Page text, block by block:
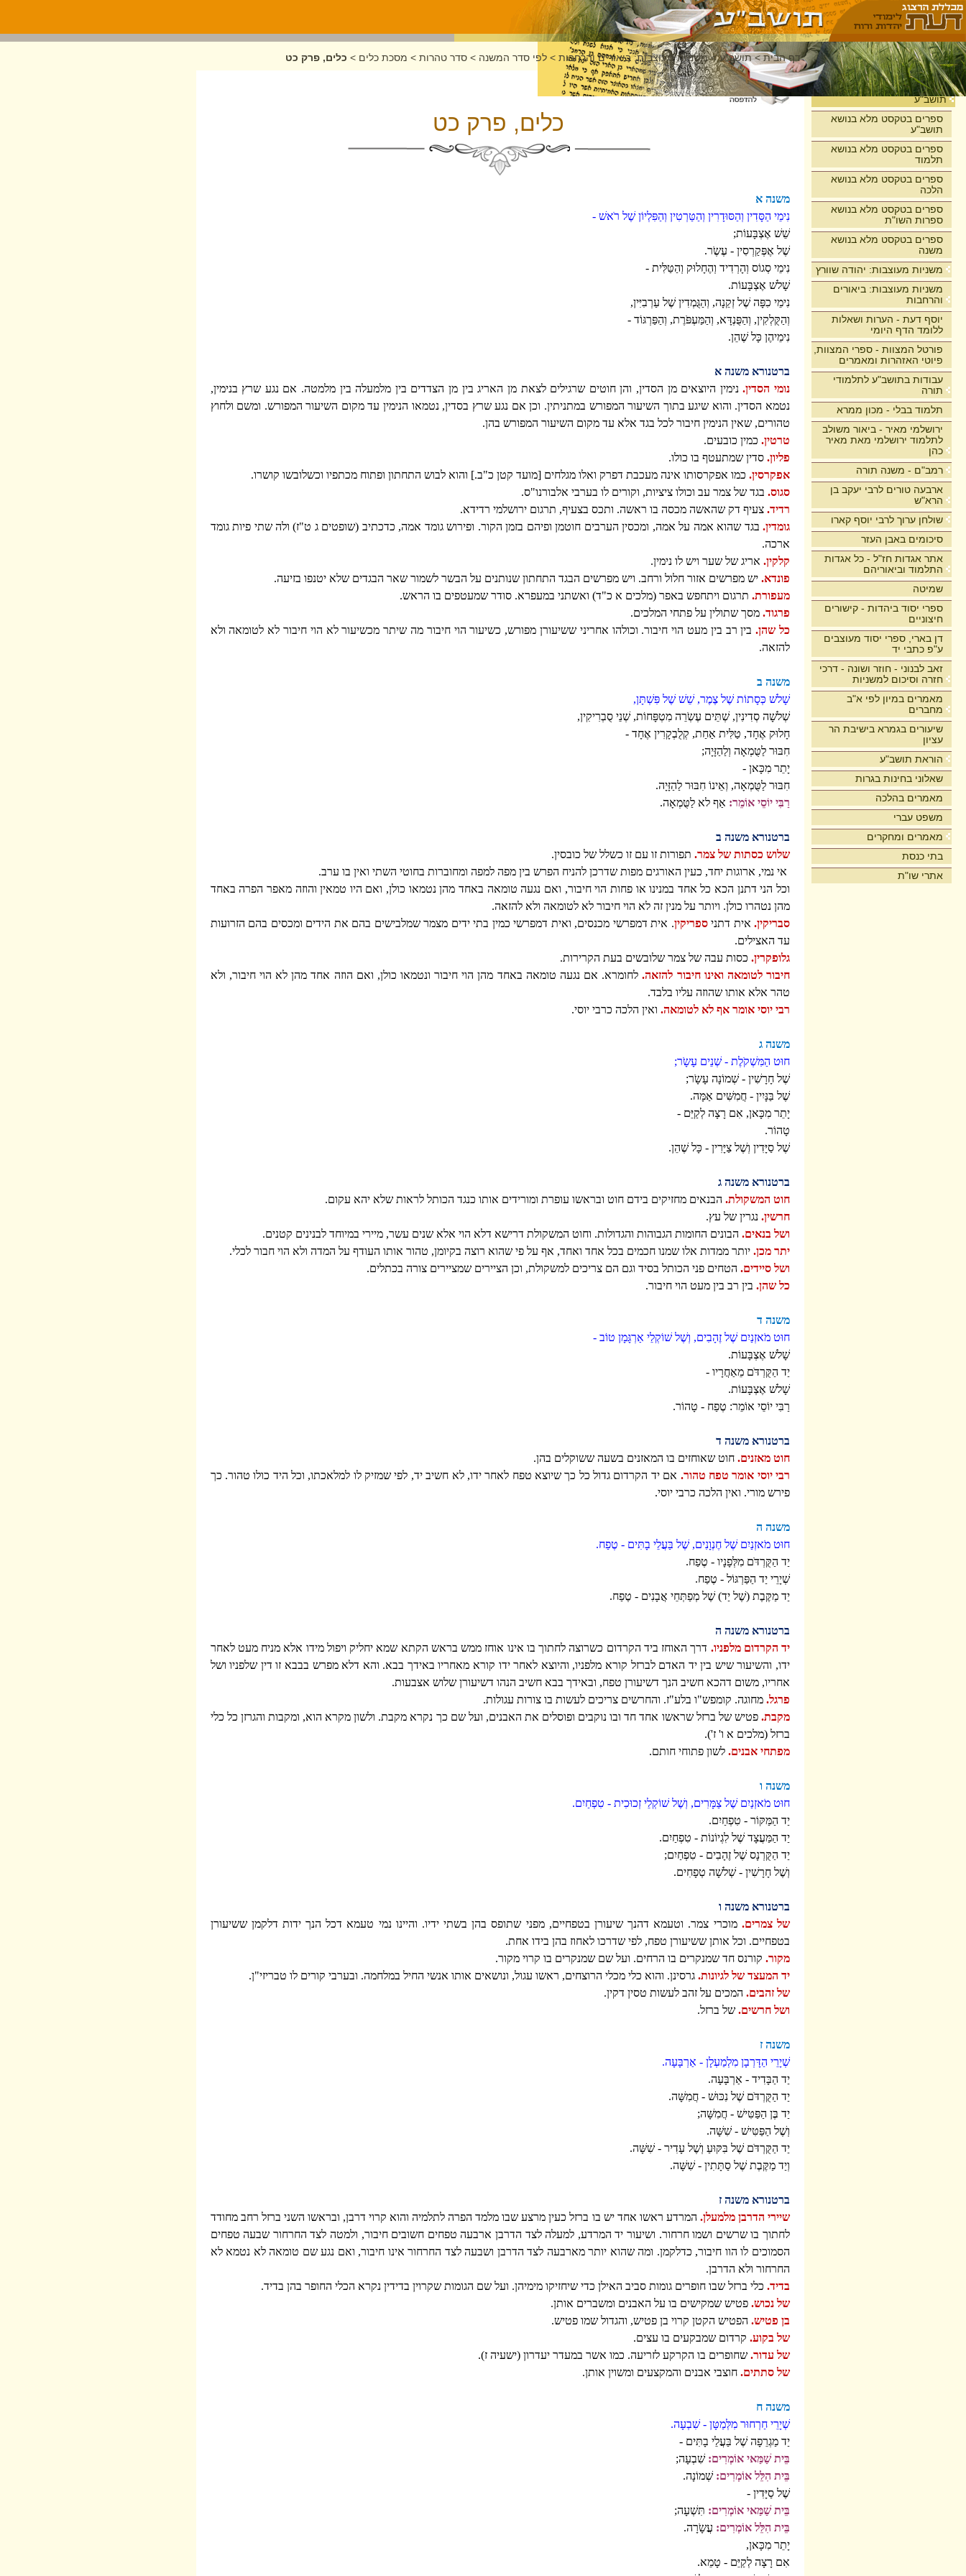
בית
תושב"ע
ספרים בטקסט מלא בנושא
תושב"ע
ספרים בטקסט מלא בנושא
תלמוד
ספרים בטקסט מלא בנושא
הלכה
ספרים בטקסט מלא בנושא
ספרות השו"ת
ספרים בטקסט מלא בנושא
משנה
משניות מעוצבות: יהודה שוורץ
משניות מעוצבות: ביאורים
והרחבות
יוסף דעת - הערות ושאלות
ללומד הדף היומי
פורטל המצוות - ספרי המצוות,
פיוטי האזהרות ומאמרים
עבודות בתושב"ע לתלמודי
תורה
תלמוד בבלי - מכון ממרא
ירושלמי מאיר - ביאור משולב
לתלמוד ירושלמי מאת מאיר
כהן
רמב"ם - משנה תורה
ארבעה טורים לרבי יעקב בן
הרא"ש
שולחן ערוך לרבי יוסף קארו
סיכומים באבן העזר
אתר אגדות חז"ל - כל אגדות
התלמוד וביאוריהם
שמיטה
ספרי יסוד ביהדות - קישורים
חיצוניים
דן בארי, ספרי יסוד מעוצבים
ע"פ כתבי יד
זאב לבנוני - חוזר ושונה - דרכי
חזרה וסיכום למשניות
מאמרים במיון לפי א"ב
מחברים
שיעורים בגמרא בישיבת הר
עציון
הוראת תושב"ע
שאלוני בחינות בגרות
מאמרים בהלכה
משפט עברי
מאמרים ומחקרים
בתי כנסת
אתרי שו"ת
דף הבית >תושב"ע >משניות מעוצבות: ביאורים והרחבות > לפי סדר המשנה > סדר טהרות > מסכת כלים > כלים, פרק כט
כלים, פרק כט
משנה א
נִימֵי הַסָּדִין וְהַסּוּדָרִין וְהַטַּרְטִין וְהַפִּלְיוֹן שֶׁל רֹאשׁ -
שֵׁשׁ אֶצְבָּעוֹת;
שֶׁל אֶפְּקַרְסִין - עֶשֶֹר.
נִימֵי סְגוֹס וְהָרְדִיד וְהֶחָלוּק וְהַטַּלִּית -
שָׁלשׁ אֶצְבָּעוֹת.
נִימֵי כִפָּה שֶׁל זְקֵנָה, וְהַגֻּמְדִין שֶׁל עַרְבִיִּין,
וְהַקֻּלְקִין, וְהַפֻּנְדָּא, וְהַמַּעְפֹּרֶת, וְהַפַּרְגּוֹד -
נִימֵיהֶן כָּל שֶׁהֵן.
ברטנורא משנה א
נומי הסדין.נימין היוצאים מן הסדין, והן חוטים שרגילים לצאת מן האריג בין מן הצדדים בין מלמעלה בין מלמטה. אם נגע שרץ בנימין,
נטמא הסדין. והוא שיגע בתוך השיעור המפורש במתניתין. וכן אם נגע שרץ בסדין, נטמאו הנימין עד מקום השיעור המפורש. ומשם ולחוץ
טהורים, שאין הנימין חיבור לכל בגד אלא עד מקום השיעור המפורש בהן.
טרטין. כמין כובעים.
פליון. סדין שמתעטף בו כולו.
אפקרסין. כמו אפקרסותו אינה מעכבת דפרק ואלו מגלחים [מועד קטן כ"ב.] והוא לבוש התחתון ופתוח מכתפיו וכשלובשו קושרו.
סגוס. בגד של צמר עב וכולו ציציות, וקורים לו בערבי אלבורנו"ס.
רדיד. צעיף דק שהאשה מכסה בו ראשה. ותכס בצעיף, תרגום ירושלמי רדידא.
גומדין. בגד שהוא אמה על אמה, ומכסין הערבים חוטמן ופיהם בזמן הקור. ופירוש גומד אמה, כדכתיב (שופטים ג ט"ז) ולה שתי פיות גומד
ארכה.
קלקין. אריג של שער ויש לו נימין.
פונדא. יש מפרשים אזור חלול ורחב. ויש מפרשים הבגד התחתון שנותנים על הבשר לשמור שאר הבגדים שלא יטנפו בזיעה.
מעפורת. תרגום ויתחפש באפר (מלכים א כ"ד) ואשתני במעפרא. סודר שמעטפים בו הראש.
פרגוד. מסך שתולין על פתחי המלכים.
כל שהן.בין רב בין מעט הוי חיבור. וכולהו אחריני ששיעורן מפורש, כשיעור הוי חיבור מה שיתר מכשיעור לא הוי חיבור לא לטומאה ולא
להזאה.
משנה ב
שָׁלשׁ כְּסָתוֹת שֶׁל צֶמֶר, שֵׁשׁ שֶׁל פִּשְׁתָּן,
שְׁלשָׁה סְדִינִין, שְׁתֵּים עֶשְֹרֵה מִטְפָּחוֹת, שְׁנֵי סֻבְרִיקִין,
חָלוּק אֶחָד, טַלִּית אַחַת, קְלֻבְקָרִין אֶחָד -
חִבּוּר לַטֻּמְאָה וְלַהַזָּיָה;
יָתֵר מִכָּאן -
חִבּוּר לַטֻּמְאָה, וְאֵינוֹ חִבּוּר לַהַזָּיָה.
רַבִּי יוֹסֵי אוֹמֵר: אַף לא לַטֻּמְאָה.
ברטנורא משנה ב
שלוש כסתות של צמר. תפורות זו עם זו כשלל של כובסין.
אי נמי, ארוגות יחד, כעין האורגים מפות שדרכן להניח הפרש בין מפה למפה ומחוברות בחוטי השתי ואין בו ערב.
וכל הני דתנן הכא כל אחד במנינו או פחות הוי חיבור, ואם נגעה טומאה באחד מהן נטמאו כולן, ואם היו טמאין והוזה מאפר הפרה באחד
מהן נטהרו כולן. ויותר על מנין זה לא הוי חיבור לא לטומאה ולא להזאה.
סבריקין.אית דתניספריקין. אית דמפרשי מכנסים, ואית דמפרשי כמין בתי ידים מצמר שמלבישים בהם את הידים ומכסים בהם הזרועות
עד האצילים.
גלופקרין. כסות עבה של צמר שלובשים בעת הקרירות.
חיבור לטומאה ואינו חיבור להזאה.לחומרא. אם נגעה טומאה באחד מהן הוי חיבור ונטמאו כולן, ואם הוזה אחד מהן לא הוי חיבור, ולא
טהר אלא אותו שהוזה עליו בלבד.
רבי יוסי אומר אף לא לטומאה. ואין הלכה כרבי יוסי.
משנה ג
חוּט הַמִּשְׁקֹלֶת - שְׁנֵים עָשָֹר;
שֶׁל חָרָשִׁין - שְׁמוֹנָה עָשָֹר;
שֶׁל בַּנָּיִין - חֲמִשִּׁים אַמָּה.
יָתֵר מִכָּאן, אִם רָצָה לְקַיֵּם -
טָהוֹר.
שֶׁל סַיָּדִין וְשֶׁל צַיָּרִין - כָּל שֶׁהֵן.
ברטנורא משנה ג
חוט המשקולת. הבנאים מחזיקים בידם חוט ובראשו עופרת ומורידים אותו כנגד הכותל לראות שלא יהא עקום.
חרשין. נגרין של עץ.
ושל בנאים. הבונים החומות הגבוהות והגדולות. וחוט המשקולת דרישא דלא הוי אלא שנים עשר, מיירי במיוחד לבנינים קטנים.
יתר מכן. יותר ממדות אלו שמנו חכמים בכל אחד ואחד, אף על פי שהוא רוצה בקיומן, טהור אותו העודף על המדה ולא הוי חבור לכלי.
ושל סיידים. הטחים פני הכותל בסיד וגם הם צריכים למשקולת, וכן הציירים שמציירים צורה בכתלים.
כל שהן. בין רב בין מעט הוי חיבור.
משנה ד
חוּט מֹאזְנַיִם שֶׁל זֶהָבִים, וְשֶׁל שׁוֹקְלֵי אַרְגָּמָן טוֹב -
שָׁלשׁ אֶצְבָּעוֹת.
יַד הַקֻּרְדֹּם מֵאַחֲרָיו -
שָׁלשׁ אֶצְבָּעוֹת.
רַבִּי יוֹסֵי אוֹמֵר: טֶפַח - טָהוֹר.
ברטנורא משנה ד
חוט מאזנים. חוט שאוחזים בו המאזנים בשעה ששוקלים בהן.
רבי יוסי אומר טפח טהור. אם יד הקרדום גדול כל כך שיוצא טפח לאחר ידו, לא חשיב יד, לפי שמזיק לו למלאכתו, וכל היד כולו טהור. כך
פירש מורי. ואין הלכה כרבי יוסי.
משנה ה
חוּט מֹאזְנַיִם שֶׁל חֶנְוָנִים, שֶׁל בַּעֲלֵי בָתִּים - טֶפַח.
יַד הַקֻּרְדֹּם מִלְּפָנָיו - טֶפַח.
שְׁיָרֵי יַד הַפַּרְגּוֹל - טֶפַח.
יַד מַקֶּבֶת (שֶׁל יַד) שֶׁל מְפַתְּחֵי אֲבָנִים - טֶפַח.
ברטנורא משנה ה
יד הקרדום מלפניו. דרך האוחז ביד הקרדום כשרוצה לחתוך בו אינו אוחז ממש בראש הקתא שמא יחליק ויפול מידו אלא מניח מעט לאחר
ידו, והשיעור שיש בין יד האדם לברזל קורא מלפניו, והיוצא לאחר ידו קורא מאחריו באידך בבא. והא דלא מפרש בבבא זו דין שלפניו ושל
אחריו, משום דהכא חשיב הנך דשיעורן טפח, ובאידך בבא חשיב הנהו דשיעורן שלוש אצבעות.
פרגל. מחוגה. קומפש"ו בלע"ז. והחרשים צריכים לעשות בו צורות עגולות.
מקבת. פטיש של ברזל שראשו אחד חד ובו נוקבים ופוסלים את האבנים, ועל שם כך נקרא מקבת. ולשון מקרא הוא, ומקבות והגרזן כל כלי
ברזל (מלכים א ו' ז').
מפתחי אבנים. לשון פתוחי חותם.
משנה ו
חוּט מֹאזְנַיִם שֶׁל צַמָּרִים, וְשֶׁל שׁוֹקְלֵי זְכוּכִית - טִפְחַיִם.
יַד הַמַּקּוֹר - טִפְחַיִם.
יַד הַמַּעֲצָד שֶׁל לִגְיוֹנוֹת - טִפְחַיִם.
יַד הַקֻּרְנָס שֶׁל זֶהָבִים - טִפְחַיִם;
וְשֶׁל חָרָשִׁין - שְׁלשָׁה טְפָחִים.
ברטנורא משנה ו
של צמרים. מוכרי צמר. וטעמא דהנך שיעורן בטפחיים, מפני שתופס בהן בשתי ידיו. והיינו נמי טעמא דכל הנך ידות דלקמן ששיעורן
בטפחיים. וכל אותן ששיעורן טפח, לפי שדרכו לאחוז בהן בידו אחת.
מקור. קורנס חד שמנקרים בו הרחים. ועל שם שמנקרים בו קרוי מקור.
יד המעצד של לגיונות. גרסינן. והוא כלי מכלי הרוצחים, ראשו עגול, ונושאים אותו אנשי החיל במלחמה. ובערבי קורים לו טבריזי"ן.
של זהבים. המכים על זהב לעשות טסין דקין.
ושל חרשים. של ברזל.
משנה ז
שְׁיָרֵי הַדָּרְבָן מִלְמַעְלָן - אַרְבָּעָה.
יַד הַבָּדִיד - אַרְבָּעָה.
יַד הַקֻּרְדֹּם שֶׁל נִכּוּשׁ - חֲמִשָּׁה.
יַד בֶּן הַפַּטִּישׁ - חֲמִשָּׁה;
וְשֶׁל הַפַּטִּישׁ - שִׁשָּׁה.
יַד הַקֻּרְדֹּם שֶׁל בִּקּוּעַ וְשֶׁל עָדִיר - שִׁשָּׁה.
וְיַד מַקֶּבֶת שֶׁל סַתָּתִין - שִׁשָּׁה.
ברטנורא משנה ז
שיירי הדרבן מלמעלן. המרדע ראשו אחד יש בו ברזל כעין מרצע שבו מלמד הפרה לתלמיה והוא קרוי דרבן, ובראשו השני ברזל רחב מחודד
לחתוך בו שרשים ושמו חרחור. ושיעור יד המרדע, למעלה לצד הדרבן ארבעה טפחים חשובים חיבור, ולמטה לצד החרחור שבעה טפחים
הסמוכים לו הוו חיבור, כדלקמן. ומה שהוא יותר מארבעה לצד הדרבן ושבעה לצד החרחור אינו חיבור, ואם נגע שם טומאה לא נטמא לא
החרחור ולא הדרבן.
בדיד. כלי ברזל שבו חופרים גומות סביב האילן כדי שיחזיקו מימיהן. ועל שם הגומות שקרוין בדידין נקרא הכלי החופר בהן בדיד.
של נכוש. פטיש שמקישים בו על האבנים ומשברים אותן.
בן פטיש. הפטיש הקטן קרוי בן פטיש, והגדול שמו פטיש.
של בקוע. קרדום שמבקעים בו עצים.
של עדור. שחופרים בו הקרקע לזריעה. כמו אשר במעדר יעדרון (ישעיה ז).
של סתתים. חוצבי אבנים והמקצעים ומשוין אותן.
משנה ח
שְׁיָרֵי חַרְחוּר מִלְּמַטָּן - שִׁבְעָה.
יַד מַגְרֵפָה שֶׁל בַּעֲלֵי בָתִּים -
בֵּית שַׁמַּאי אוֹמְרִים: שִׁבְעָה;
בֵּית הִלֵּל אוֹמְרִים: שְׁמוֹנָה.
שֶׁל סַיָּדִין -
בֵּית שַׁמַּאי אוֹמְרִים: תִּשְׁעָה;
בֵּית הִלֵּל אוֹמְרִים: עֲשָֹרָה.
יָתֵר מִכָּאן,
אִם רָצָה לְקַיֵּם - טָמֵא.